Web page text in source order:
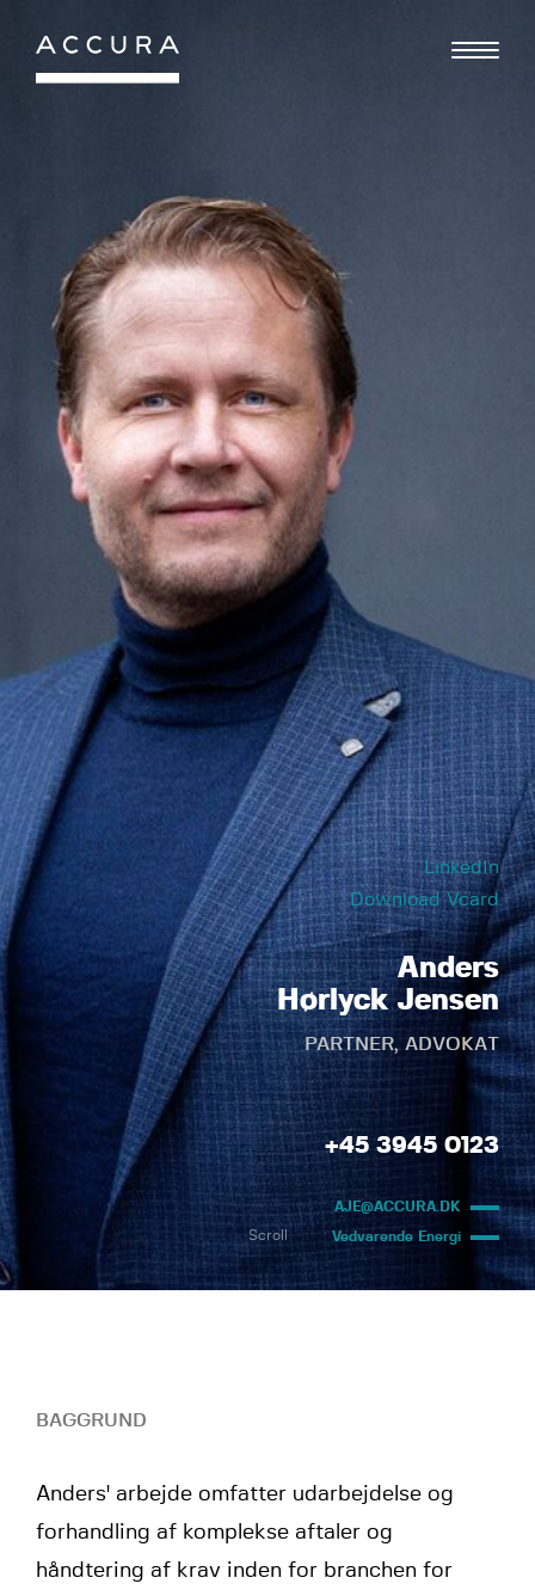
Gå
indhold
LinkedIn
Download Vcard
Anders
Hørlyck Jensen
PARTNER, ADVOKAT
+45 3945 0123
AJE@ACCURA.DK
Vedvarende Energi
Scroll
BAGGRUND
Anders' arbejde omfatter udarbejdelse og
forhandling af komplekse aftaler og
håndtering af krav inden for branchen for